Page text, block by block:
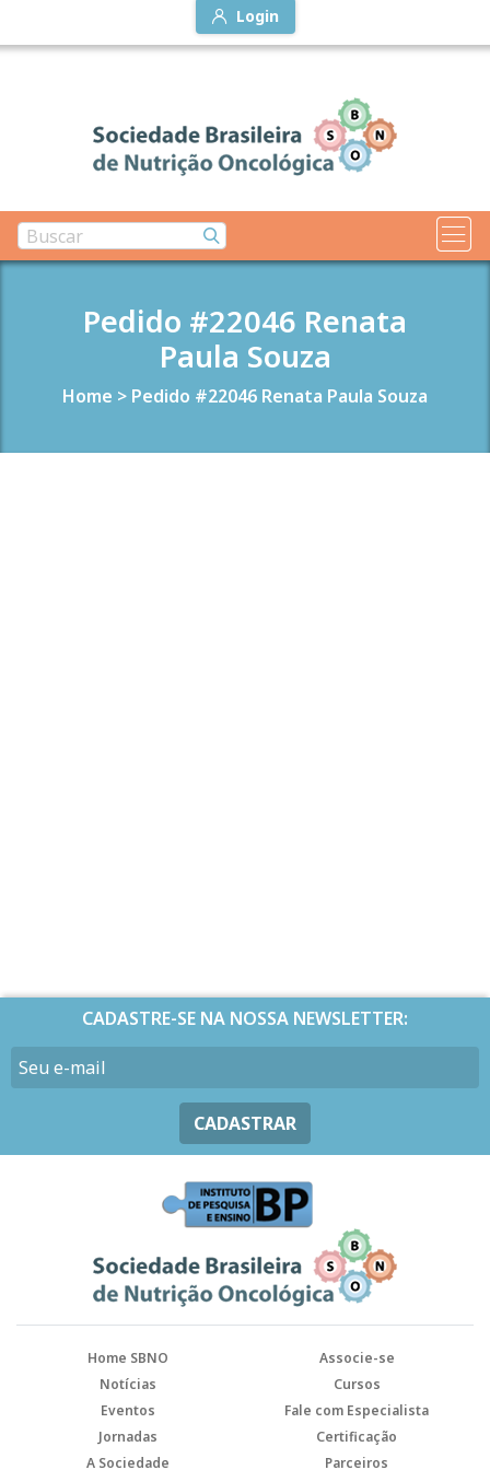
Login
Pedido #22046 Renata
Paula Souza
Home > Pedido #22046 Renata Paula Souza
CADASTRE-SE NA NOSSA NEWSLETTER:
CADASTRAR
Home SBNO
Associe-se
Notícias
Cursos
Eventos
Fale com Especialista
Jornadas
Certificação
A Sociedade
Parceiros